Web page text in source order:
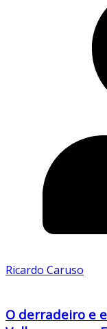
Ricardo Caruso
O derradeiro e